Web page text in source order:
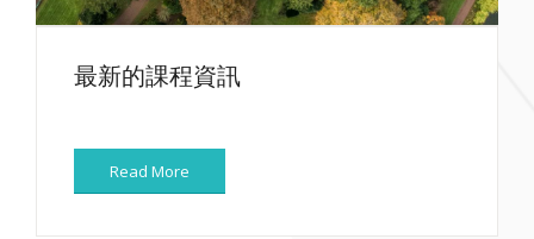
最新的課程資訊
Read More